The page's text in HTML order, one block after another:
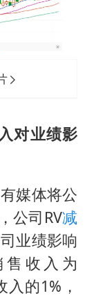
对业绩影
媒体将公
公司RV减
业绩影响
售收入为
的1%，